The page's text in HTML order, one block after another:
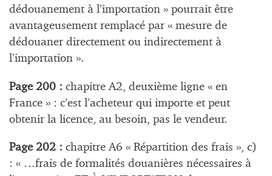
dédouanement à l’importation » pourrait être
avantageusement remplacé par « mesure de
dédouaner directement ou indirectement à
l’importation ».
Page 200 : chapitre A2, deuxième ligne « en
France » : c’est l’acheteur qui importe et peut
obtenir la licence, au besoin, pas le vendeur.
Page 202 : chapitre A6 « Répartition des frais », c)
: « …frais de formalités douanières nécessaires à